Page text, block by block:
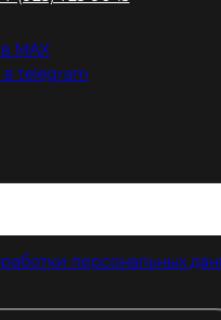
MAX
в telegram
персональных